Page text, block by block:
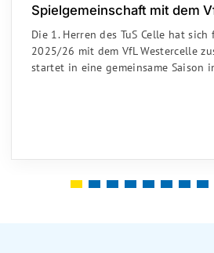
Spielgemeinschaft mit dem
Die 1. Herren des TuS Celle hat sich
2025/26 mit dem VfL Westercelle
startet in eine gemeinsame Saison